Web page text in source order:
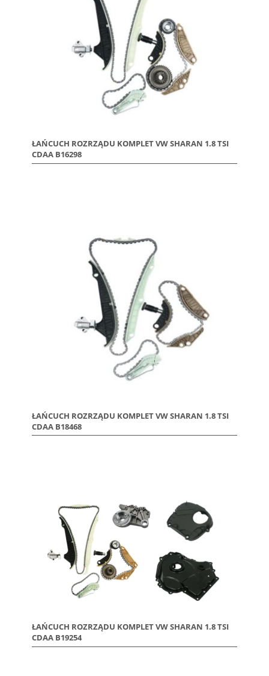
ŁAŃCUCH ROZRZĄDU KOMPLET VW SHARAN 1.8 TSI
CDAA B16298
ŁAŃCUCH ROZRZĄDU KOMPLET VW SHARAN 1.8 TSI
CDAA B18468
ŁAŃCUCH ROZRZĄDU KOMPLET VW SHARAN 1.8 TSI
CDAA B19254